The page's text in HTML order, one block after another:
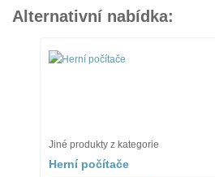
Alternativní nabídka:
Jiné produkty z kategorie
Herní počítače